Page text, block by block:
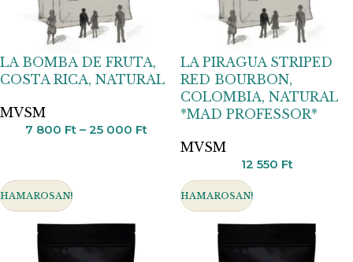
LA BOMBA DE FRUTA,
COSTA RICA, NATURAL
MVSM
7 800 Ft – 25 000 Ft
LA PIRAGUA STRIPED
RED BOURBON,
COLOMBIA, NATURAL
*MAD PROFESSOR*
MVSM
12 550 Ft
HAMAROSAN! HAMAROSAN!